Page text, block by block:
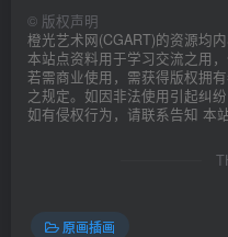
© 版权声明
橙光艺术网(CGART)的资源均
本站点资料用于学习交流之用，
若需商业使用，需获得版权拥
之规定。如因非法使用引起纠
如有侵权行为，请联系告知 本
原画插画